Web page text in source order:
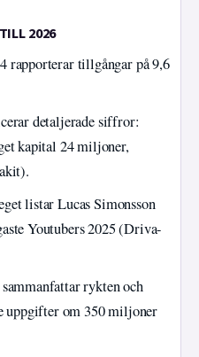
2026
rapporterar tillgångar på 9,6
detaljerade siffror:
kapital 24 miljoner,
listar Lucas Simonsson
Youtubers 2025 (Driva-
rykten och
uppgifter om 350 miljoner